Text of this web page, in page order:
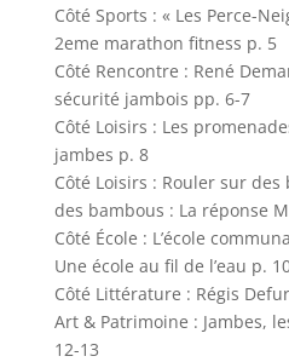
Côté Sports : « Les Perce-
2eme marathon fitness p. 5
Côté Rencontre : René
sécurité jambois pp. 6-7
Côté Loisirs : Les
jambes p. 8
Côté Loisirs : Rouler sur
des bambous : La réponse
Côté École : L’école
Une école au fil de l’eau p.
Côté Littérature : Régis
Art & Patrimoine : Jambes,
12-13